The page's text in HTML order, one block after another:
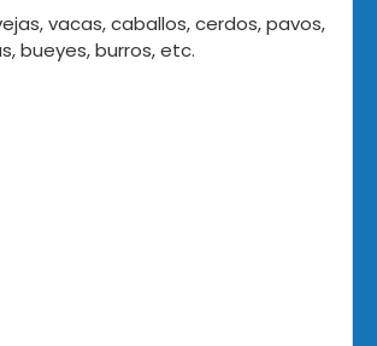
vacas, caballos, cerdos, pavos,
bueyes, burros, etc.